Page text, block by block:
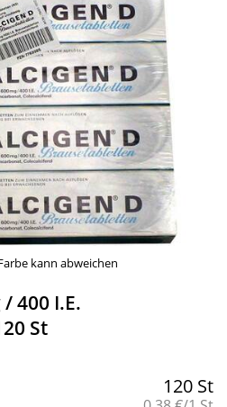
kann abweichen
400 I.E.
St
120 St